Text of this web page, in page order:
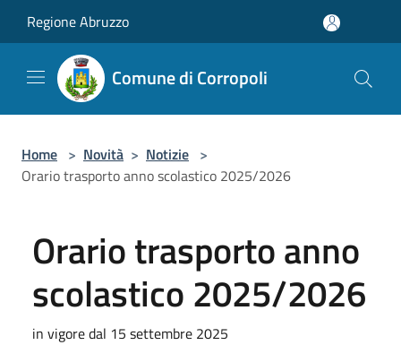
Regione Abruzzo
Comune di Corropoli
Home > Novità > Notizie >
Orario trasporto anno scolastico 2025/2026
Orario trasporto anno
scolastico 2025/2026
in vigore dal 15 settembre 2025